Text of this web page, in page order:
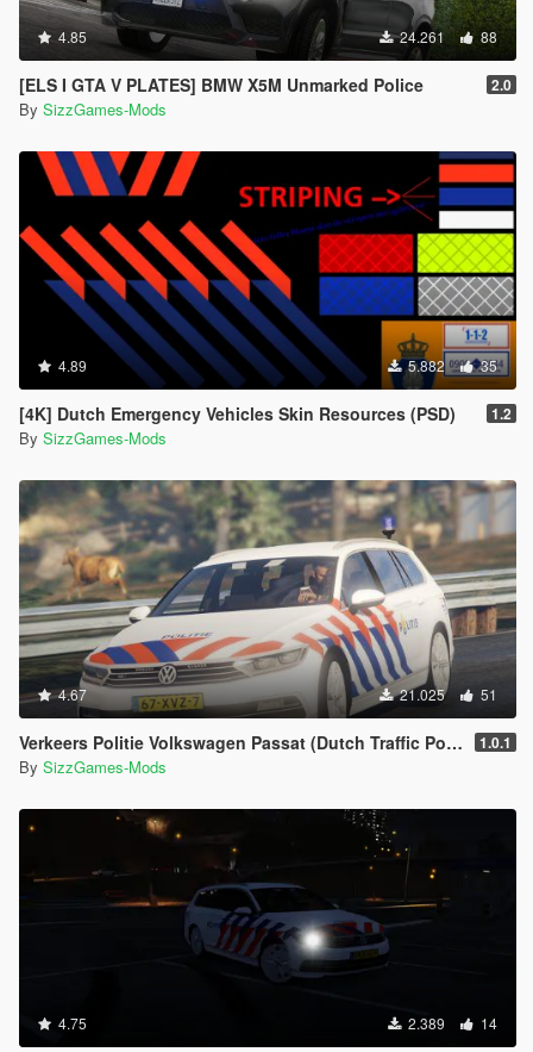
4.85 24.261 88
[ELS I GTA V PLATES] BMW X5M Unmarked Police 2.0
By SizzGames-Mods
4.89 5.882 35
[4K] Dutch Emergency Vehicles Skin Resources (PSD) 1.2
By SizzGames-Mods
4.67 21.025 51
Verkeers Politie Volkswagen Passat (Dutch Traffic Police) [ELS] 1.0.1
By SizzGames-Mods
4.75 2.389 14